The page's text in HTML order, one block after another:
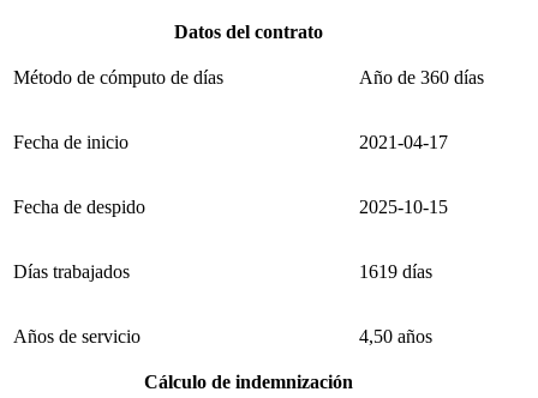
Datos del contrato
Método de cómputo de días Año de 360 días
Fecha de inicio 2021-04-17
Fecha de despido 2025-10-15
Días trabajados 1619 días
Años de servicio 4,50 años
Cálculo de indemnización